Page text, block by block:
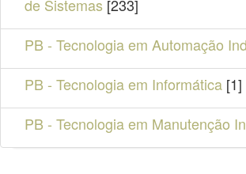
de Sistemas[233]
PB - Tecnologia em Automação
PB - Tecnologia em Informática [1]
PB - Tecnologia em Manutenção